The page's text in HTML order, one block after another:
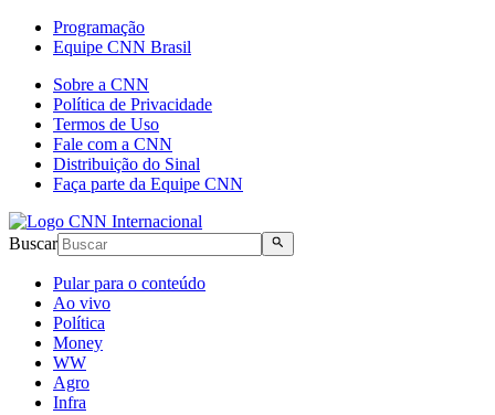
Programação
Equipe CNN Brasil
Sobre a CNN
Política de Privacidade
Termos de Uso
Fale com a CNN
Distribuição do Sinal
Faça parte da Equipe CNN
Buscar
Pular para o conteúdo
Ao vivo
Política
Money
WW
Agro
Infra